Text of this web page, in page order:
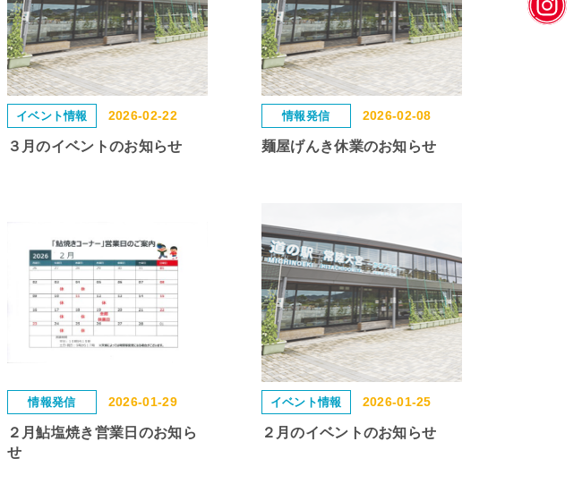
イベント情報 2026-02-22
３月のイベントのお知らせ
情報発信 2026-02-08
麺屋げんき休業のお知らせ
情報発信 2026-01-29
２月鮎塩焼き営業日のお知ら
せ
イベント情報 2026-01-25
２月のイベントのお知らせ